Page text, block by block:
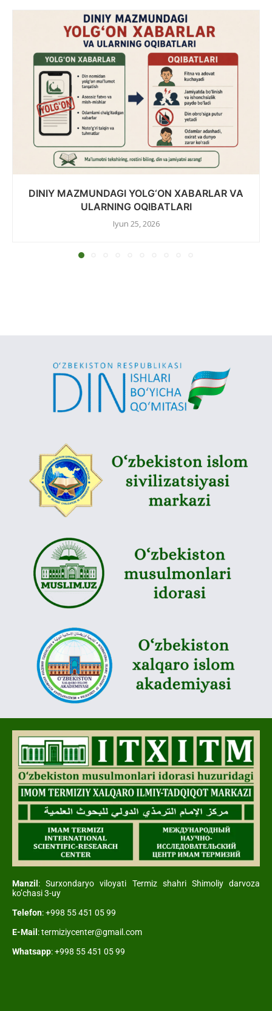
DINIY MAZMUNDAGI YOLG‘ON XABARLAR VA
ULARNING OQIBATLARI
Iyun 25, 2026
Manzil : Surxondaryo viloyati Termiz shahri Shimoliy darvoza
ko’chasi 3-uy
Telefon: +998 55 451 05 99
E-Mail : termiziycenter@gmail.com
Whatsapp: +998 55 451 05 99